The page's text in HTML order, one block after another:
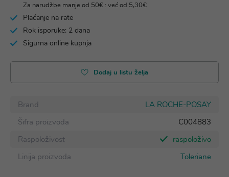
Za narudžbe manje od 50€ : već od 5,30€
Plaćanje na rate
Rok isporuke: 2 dana
Sigurna online kupnja
Dodaj u listu želja
Brand
LA ROCHE-POSAY
Šifra proizvoda
C004883
Raspoloživost
raspoloživo
Linija proizvoda
Toleriane